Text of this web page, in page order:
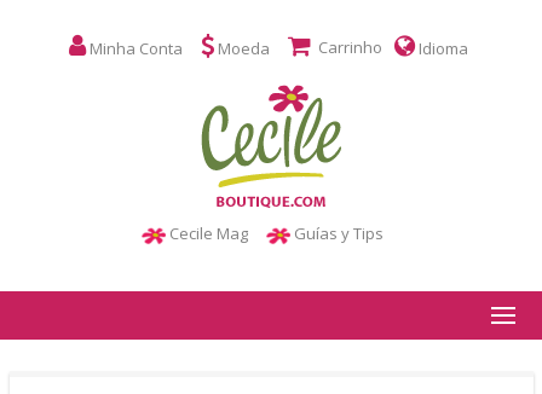
Minha Conta Moeda Carrinho Idioma
Cecile Mag Guías y Tips